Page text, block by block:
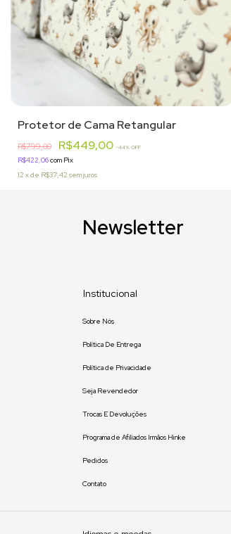
Protetor de Cama Retangular
R$799,00 R$449,00 -44% OFF
R$422,06com Pix
12 xde R$37,42 sem juros
Newsletter
Institucional
Sobre Nós
Política De Entrega
Política de Privacidade
Seja Revendedor
Trocas E Devoluções
Programa de Afiliados Irmãos Hinke
Pedidos
Contato